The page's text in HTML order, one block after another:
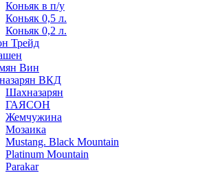
Коньяк в п/у
Коньяк 0,5 л.
Коньяк 0,2 л.
Трейд
Вин
ВКД
Шахназарян
ГАЯСОН
Жемчужина
Мозаика
Mustang. Black Mountain
Platinum Mountain
Parakar